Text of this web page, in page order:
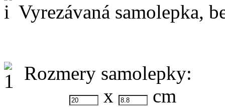
Vyrezávaná samolepka,
Rozmery samolepky:
x
cm